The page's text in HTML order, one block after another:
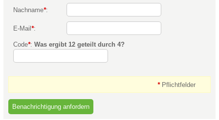
Nachname*:
E-Mail *:
Code*: Was ergibt 12 geteilt durch 4?
*Pflichtfelder